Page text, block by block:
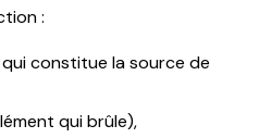
:
constitue la source de
qui brûle),